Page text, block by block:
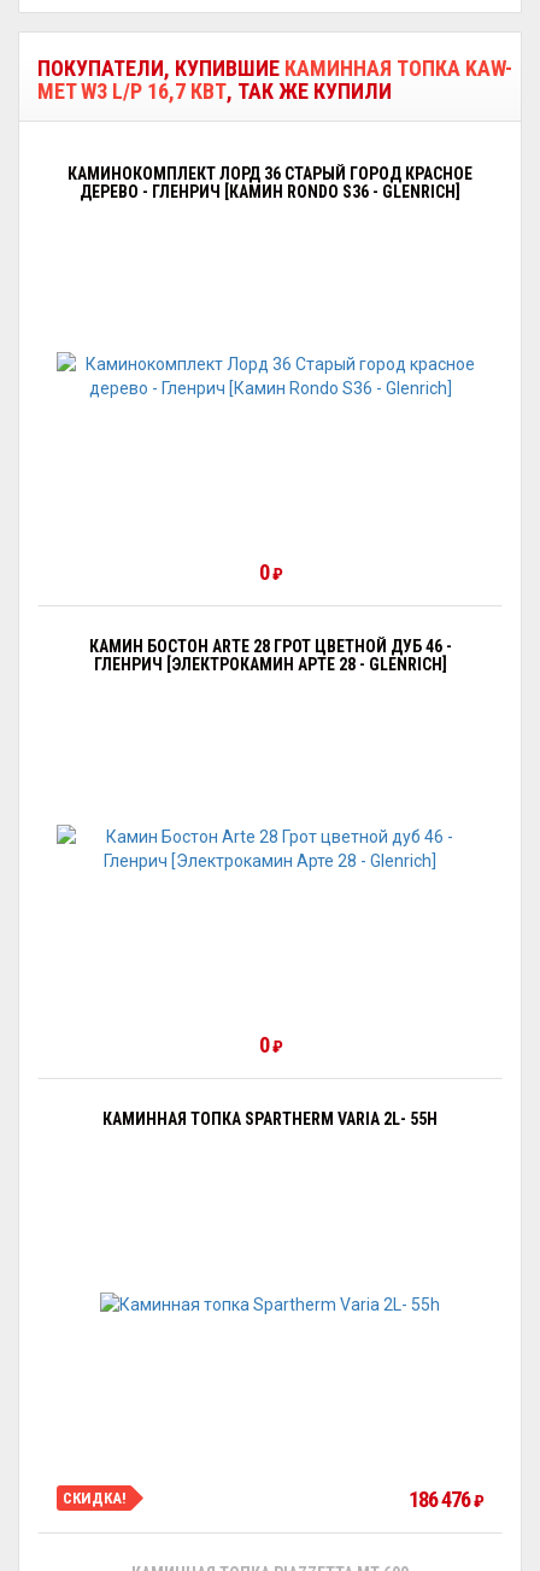
ПОКУПАТЕЛИ, КУПИВШИЕ КАМИННАЯ ТОПКА KAW-
MET W3 L/P 16,7 КВТ, ТАК ЖЕ КУПИЛИ
КАМИНОКОМПЛЕКТ ЛОРД 36 СТАРЫЙ ГОРОД КРАСНОЕ
ДЕРЕВО - ГЛЕНРИЧ [КАМИН RONDO S36 - GLENRICH]
0₽
КАМИН БОСТОН ARTE 28 ГРОТ ЦВЕТНОЙ ДУБ 46 -
ГЛЕНРИЧ [ЭЛЕКТРОКАМИН АРТЕ 28 - GLENRICH]
0₽
КАМИННАЯ ТОПКА SPARTHERM VARIA 2L- 55H
СКИДКА! 186 476₽